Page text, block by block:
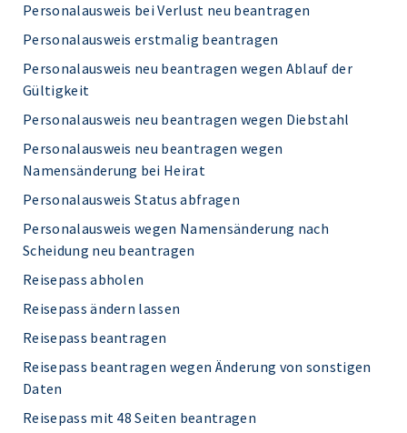
Personalausweis bei Verlust neu beantragen
Personalausweis erstmalig beantragen
Personalausweis neu beantragen wegen Ablauf der
Gültigkeit
Personalausweis neu beantragen wegen Diebstahl
Personalausweis neu beantragen wegen
Namensänderung bei Heirat
Personalausweis Status abfragen
Personalausweis wegen Namensänderung nach
Scheidung neu beantragen
Reisepass abholen
Reisepass ändern lassen
Reisepass beantragen
Reisepass beantragen wegen Änderung von sonstigen
Daten
Reisepass mit 48 Seiten beantragen